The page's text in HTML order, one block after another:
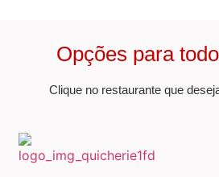
Opções para
Clique no restaurante que